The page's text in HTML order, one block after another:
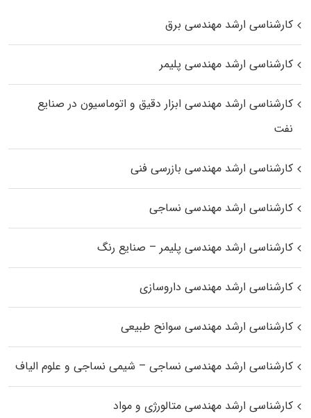
کارشناسی ارشد مهندسی برق
کارشناسی ارشد مهندسی پلیمر
کارشناسی ارشد مهندسی ابزار دقیق و اتوماسیون در صنایع
نفت
کارشناسی ارشد مهندسی بازرسی فنی
کارشناسی ارشد مهندسی نساجی
کارشناسی ارشد مهندسی پلیمر – صنایع رنگ
کارشناسی ارشد مهندسی داروسازی
کارشناسی ارشد مهندسی سوانح طبیعی
کارشناسی ارشد مهندسی نساجی – شیمی نساجی و علوم الیاف
کارشناسی ارشد مهندسی متالورژی و مواد